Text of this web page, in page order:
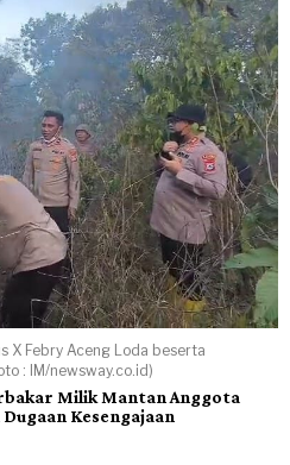
X Febry Aceng Loda beserta
: IM/newsway.co.id)
Milik Mantan Anggota
Kesengajaan